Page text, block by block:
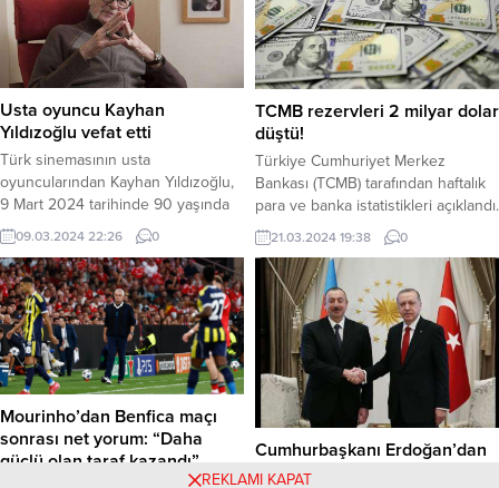
“Aldığım habere önce inanmak
istemedim. Sonra şaşkınlığımı ifade
edecek söz bulamadım. Ülke
futbolunda hiç mi bir şey
beraberlikle dönen Siyah-beyazlılar,
bu sonuçla Avrupa kupalarına veda
etti. Haber Merkezi – Beşiktaş,
Avrupa sahnesinde büyük bir hayal
karşı gol arayışlarını sürdüren
Kartal, 45+1....
Usta oyuncu Kayhan
Yıldızoğlu vefat etti
Türk sinemasının usta
oyuncularından Kayhan Yıldızoğlu,
9 Mart 2024 tarihinde 90 yaşında
vefat etti. Uzun zamandır sağlık
sorunlarıyla mücadele eden
Yıldızoğlu’nun ölümü sevenlerini ve
sanat camiasını yasa boğdu.
Yıldızoğlu, 1933 yılında İstanbul’da
doğdu. 1950’li yıllarda tiyatroya
adım atan Yıldızoğlu, 1960’lı
yıllardan itibaren sinema filmlerinde
filmde...
09.03.2024 22:26 0
TCMB rezervleri 2 milyar dolar
düştü!
Türkiye Cumhuriyet Merkez
Bankası (TCMB) tarafından haftalık
para ve banka istatistikleri açıklandı.
Buna göre 15 Mart itibarıyla Merkez
Bankası brüt döviz rezervleri 2
milyar 894 milyon dolar azalarak 74
milyar 891 milyon dolara düştü. Brüt
Döviz Rezervlerinde Düşüş Brüt
döviz rezervleri, 8 Mart’ta 77 milyar
785 milyon dolar seviyesinde
bulunuyordu....
21.03.2024 19:38 0
Mourinho’dan Benfica maçı
sonrası net yorum: “Daha
güçlü olan taraf kazandı”
Cumhurbaşkanı Erdoğan’dan
Aliyev’e telefon: “Azerbaycan-
REKLAMI KAPAT